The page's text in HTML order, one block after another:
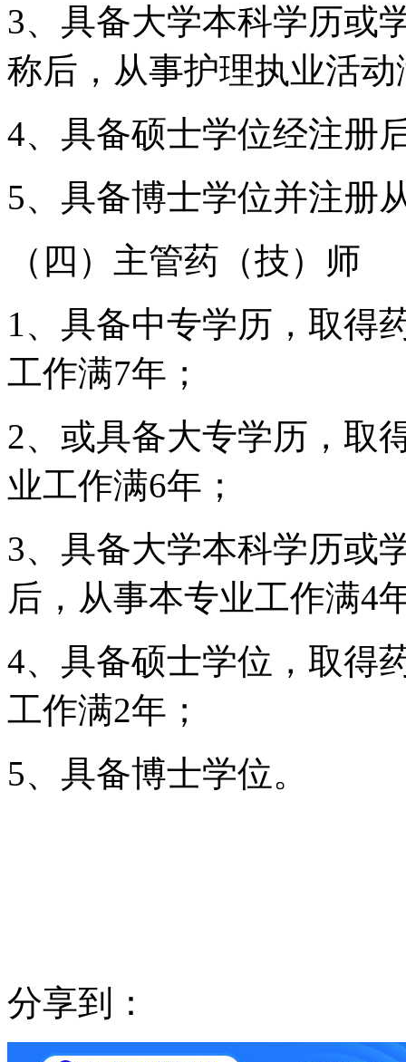
3、具备大学本科学历或
称后，从事护理执业活动
4、具备硕士学位经注册
5、具备博士学位并注册
（四）主管药（技）师
1、具备中专学历，取得
工作满7年；
2、或具备大专学历，取
业工作满6年；
3、具备大学本科学历或
后，从事本专业工作满4
4、具备硕士学位，取得
工作满2年；
5、具备博士学位。
分享到：